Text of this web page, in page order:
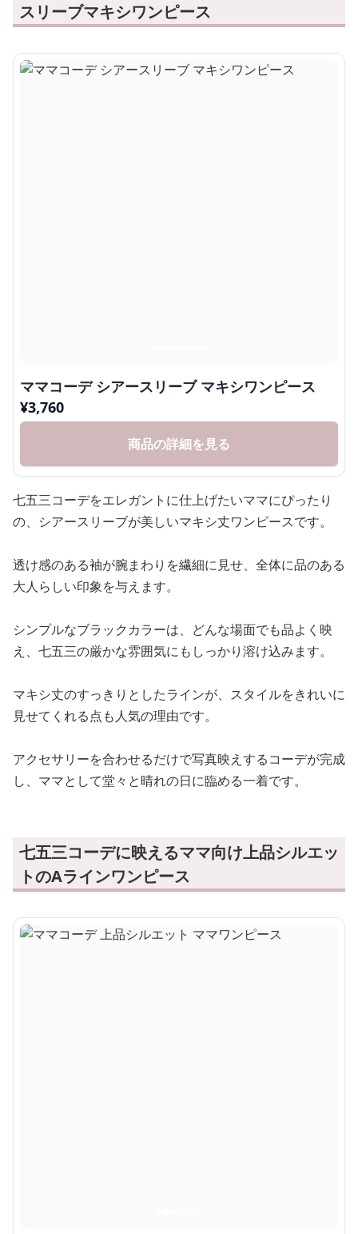
スリーブマキシワンピース
ママコーデ シアースリーブ マキシワンピース
¥3,760
商品の詳細を見る
七五三コーデをエレガントに仕上げたいママにぴったり
の、シアースリーブが美しいマキシ丈ワンピースです。
透け感のある袖が腕まわりを繊細に見せ、全体に品のある
大人らしい印象を与えます。
シンプルなブラックカラーは、どんな場面でも品よく映
え、七五三の厳かな雰囲気にもしっかり溶け込みます。
マキシ丈のすっきりとしたラインが、スタイルをきれいに
見せてくれる点も人気の理由です。
アクセサリーを合わせるだけで写真映えするコーデが完成
し、ママとして堂々と晴れの日に臨める一着です。
七五三コーデに映えるママ向け上品シルエッ
トのAラインワンピース